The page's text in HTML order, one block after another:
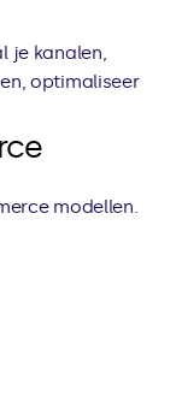
je kanalen,
optimaliseer
modellen.